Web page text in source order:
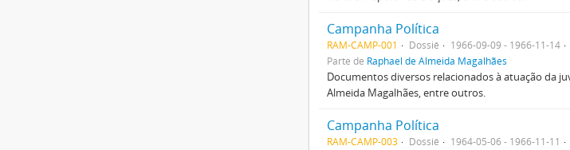
Campanha Política
RAM-CAMP-001 Dossiê
1966-09-09 - 1966-11-14
Parte de Raphael de Almeida Magalhães
Documentos diversos relacionados à atuação da
Almeida Magalhães, entre outros.
Campanha Política
RAM-CAMP-003 Dossiê
1964-05-06 - 1966-11-11